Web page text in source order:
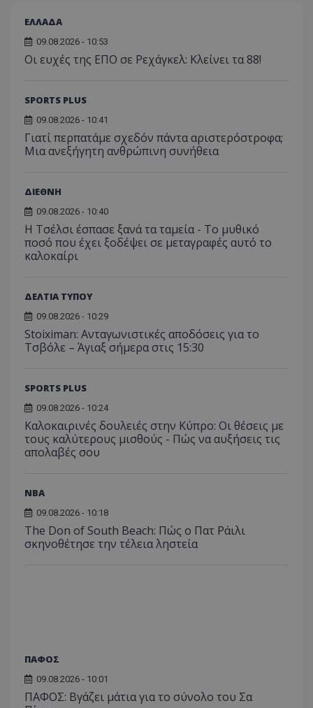
ΕΛΛΑΔΑ
09.08.2026 - 10:53
Οι ευχές της ΕΠΟ σε Ρεχάγκελ: Κλείνει τα 88!
SPORTS PLUS
09.08.2026 - 10:41
Γιατί περπατάμε σχεδόν πάντα αριστερόστροφα;
Μια ανεξήγητη ανθρώπινη συνήθεια
ΔΙΕΘΝΗ
09.08.2026 - 10:40
Η Τσέλσι έσπασε ξανά τα ταμεία - Το μυθικό
ποσό που έχει ξοδέψει σε μεταγραφές αυτό το
καλοκαίρι
ΔΕΛΤΙΑ ΤΥΠΟΥ
09.08.2026 - 10:29
Stoiximan: Ανταγωνιστικές αποδόσεις για το
Τσβόλε – Άγιαξ σήμερα στις 15:30
SPORTS PLUS
09.08.2026 - 10:24
Καλοκαιρινές δουλειές στην Κύπρο: Οι θέσεις με
τους καλύτερους μισθούς - Πώς να αυξήσεις τις
απολαβές σου
NBA
09.08.2026 - 10:18
The Don of South Beach: Πώς ο Πατ Ράιλι
σκηνοθέτησε την τέλεια ληστεία
ΠΑΦΟΣ
09.08.2026 - 10:01
ΠΑΦΟΣ: Βγάζει μάτια για το σύνολο του Σα